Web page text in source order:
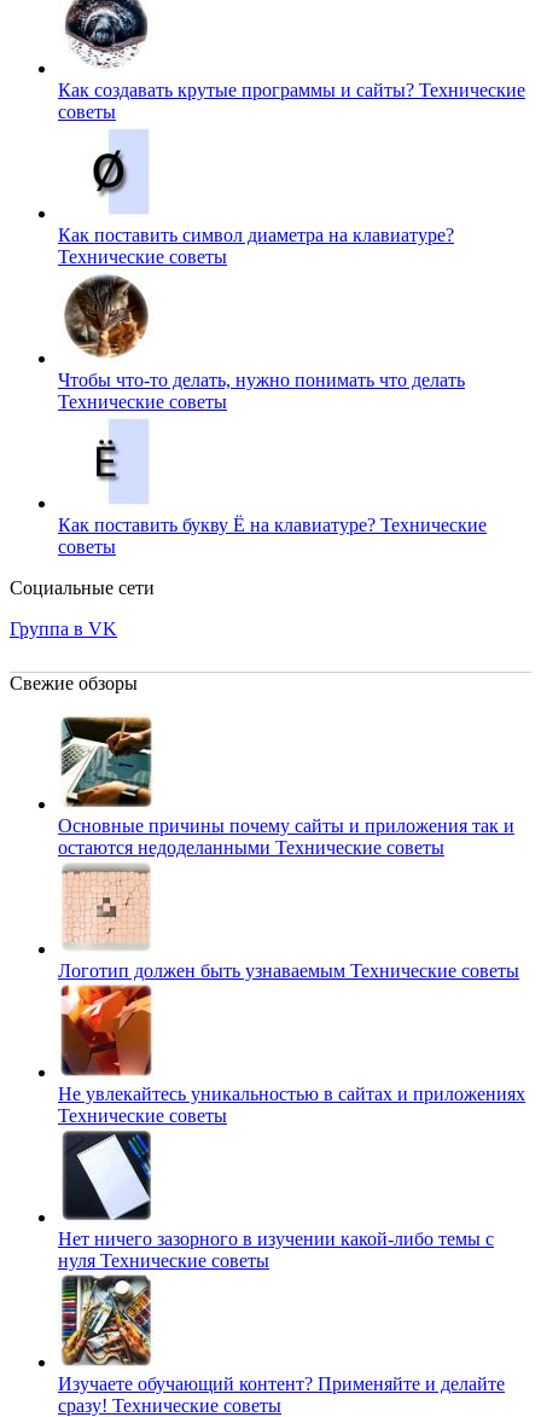
Как создавать крутые программы и сайты? Технические
советы
Как поставить символ диаметра на клавиатуре?
Технические советы
Чтобы что-то делать, нужно понимать что делать
Технические советы
Как поставить букву Ё на клавиатуре? Технические
советы
Социальные сети
Группа в VK
Свежие обзоры
Основные причины почему сайты и приложения так и
остаются недоделанными Технические советы
Логотип должен быть узнаваемым Технические советы
Не увлекайтесь уникальностью в сайтах и приложениях
Технические советы
Нет ничего зазорного в изучении какой-либо темы с
нуля Технические советы
Изучаете обучающий контент? Применяйте и делайте
сразу! Технические советы